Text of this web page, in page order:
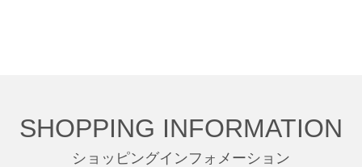
SHOPPING INFORMATION
ショッピングインフォメーション